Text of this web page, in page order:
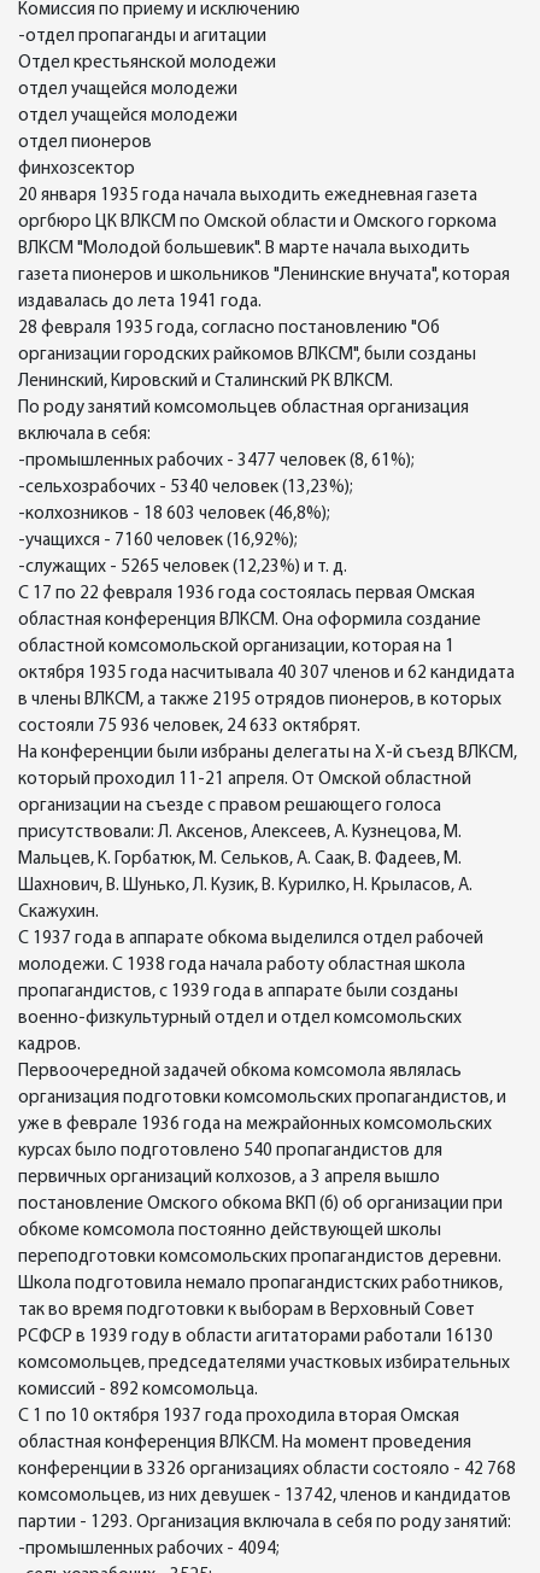
Комиссия по приему и исключению
-отдел пропаганды и агитации
Отдел крестьянской молодежи
отдел учащейся молодежи
отдел учащейся молодежи
отдел пионеров
финхозсектор
20 января 1935 года начала выходить ежедневная газета
оргбюро ЦК ВЛКСМ по Омской области и Омского горкома
ВЛКСМ "Молодой большевик". В марте начала выходить
газета пионеров и школьников "Ленинские внучата", которая
издавалась до лета 1941 года.
28 февраля 1935 года, согласно постановлению "Об
организации городских райкомов ВЛКСМ", были созданы
Ленинский, Кировский и Сталинский РК ВЛКСМ.
По роду занятий комсомольцев областная организация
включала в себя:
-промышленных рабочих - 3477 человек (8, 61%);
-сельхозрабочих - 5340 человек (13,23%);
-колхозников - 18 603 человек (46,8%);
-учащихся - 7160 человек (16,92%);
-служащих - 5265 человек (12,23%) и т. д.
С 17 по 22 февраля 1936 года состоялась первая Омская
областная конференция ВЛКСМ. Она оформила создание
областной комсомольской организации, которая на 1
октября 1935 года насчитывала 40 307 членов и 62 кандидата
в члены ВЛКСМ, а также 2195 отрядов пионеров, в которых
состояли 75 936 человек, 24 633 октябрят.
На конференции были избраны делегаты на Х-й съезд ВЛКСМ,
который проходил 11-21 апреля. От Омской областной
организации на съезде с правом решающего голоса
присутствовали: Л. Аксенов, Алексеев, А. Кузнецова, М.
Мальцев, К. Горбатюк, М. Сельков, А. Саак, В. Фадеев, М.
Шахнович, В. Шунько, Л. Кузик, В. Курилко, Н. Крыласов, А.
Скажухин.
С 1937 года в аппарате обкома выделился отдел рабочей
молодежи. С 1938 года начала работу областная школа
пропагандистов, с 1939 года в аппарате были созданы
военно-физкультурный отдел и отдел комсомольских
кадров.
Первоочередной задачей обкома комсомола являлась
организация подготовки комсомольских пропагандистов, и
уже в феврале 1936 года на межрайонных комсомольских
курсах было подготовлено 540 пропагандистов для
первичных организаций колхозов, а 3 апреля вышло
постановление Омского обкома ВКП (б) об организации при
обкоме комсомола постоянно действующей школы
переподготовки комсомольских пропагандистов деревни.
Школа подготовила немало пропагандистских работников,
так во время подготовки к выборам в Верховный Совет
РСФСР в 1939 году в области агитаторами работали 16130
комсомольцев, председателями участковых избирательных
комиссий - 892 комсомольца.
С 1 по 10 октября 1937 года проходила вторая Омская
областная конференция ВЛКСМ. На момент проведения
конференции в 3326 организациях области состояло - 42 768
комсомольцев, из них девушек - 13742, членов и кандидатов
партии - 1293. Организация включала в себя по роду занятий:
-промышленных рабочих - 4094;